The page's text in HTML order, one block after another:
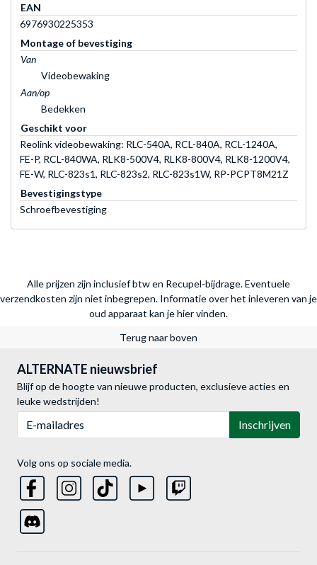
EAN
6976930225353
Montage of bevestiging
Van
Videobewaking
Aan/op
Bedekken
Geschikt voor
Reolink videobewaking: RLC-540A, RCL-840A, RCL-1240A,
FE-P, RCL-840WA, RLK8-500V4, RLK8-800V4, RLK8-1200V4,
FE-W, RLC-823s1, RLC-823s2, RLC-823s1W, RP-PCPT8M21Z
Bevestigingstype
Schroefbevestiging
Alle prijzen zijn inclusief btw en Recupel-bijdrage. Eventuele
verzendkosten zijn niet inbegrepen. Informatie over het inleveren van je
oud apparaat kan je hier vinden.
Terug naar boven
ALTERNATE nieuwsbrief
Blijf op de hoogte van nieuwe producten, exclusieve acties en
leuke wedstrijden!
Inschrijven
Volg ons op sociale media.